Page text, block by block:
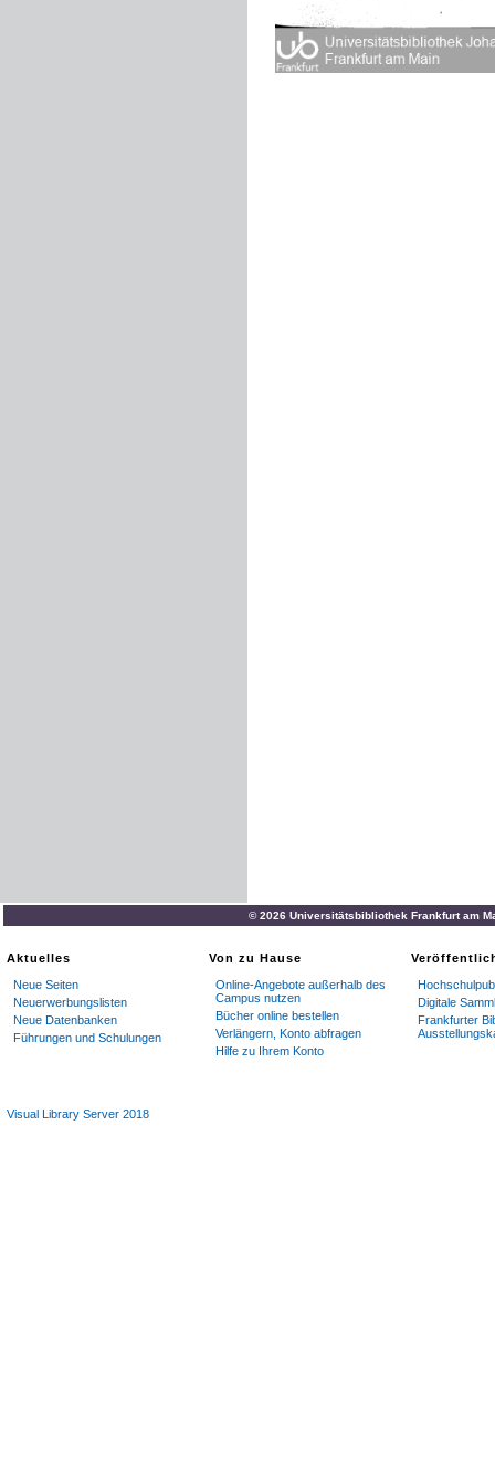
© 2026 Universitätsbibliothek Frankfurt am
Aktuelles
Neue Seiten
Neuerwerbungslisten
Neue Datenbanken
Führungen und Schulungen
Von zu Hause
Online-Angebote außerhalb des
Campus nutzen
Bücher online bestellen
Verlängern, Konto abfragen
Hilfe zu Ihrem Konto
Digitale
Frankfurter
Visual Library Server 2018